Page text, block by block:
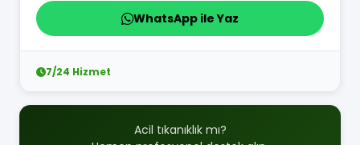
WhatsApp ile Yaz
7/24 Hizmet
Acil tıkanıklık mı?